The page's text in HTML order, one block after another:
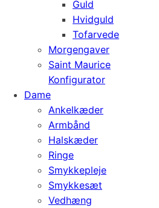
Guld
Hvidguld
Tofarvede
Morgengaver
Saint Maurice
Konfigurator
Dame
Ankelkæder
Armbånd
Halskæder
Ringe
Smykkepleje
Smykkesæt
Vedhæng